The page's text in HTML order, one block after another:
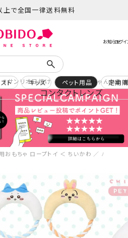
で全国一律送料無料
サンリオ日焼け コスメヲタちゃんねる
コンタクトレンズ
ト キッズ ペット用品 定期
おもちゃ ロープトイ ＜ ちいかわ ／ ハチ